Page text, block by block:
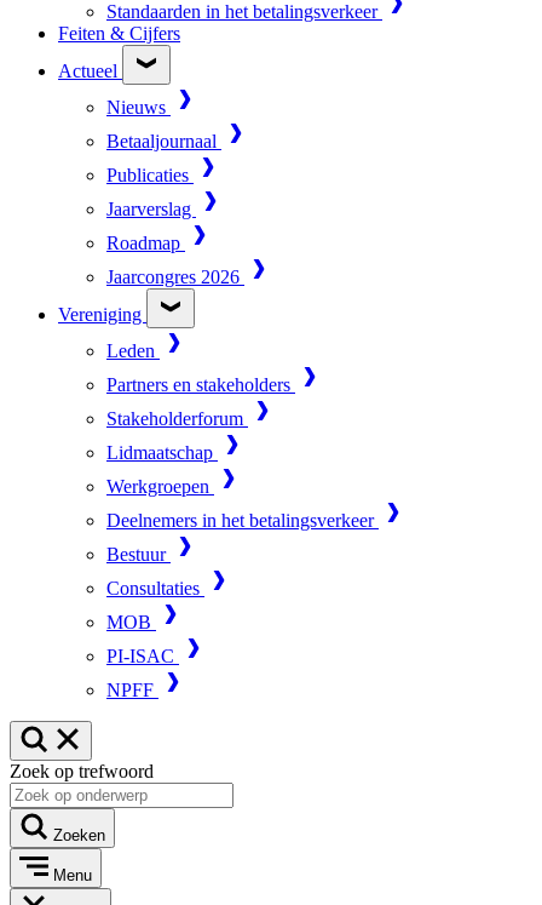
Standaarden in het betalingsverkeer
Feiten & Cijfers
Actueel
Nieuws
Betaaljournaal
Publicaties
Jaarverslag
Roadmap
Jaarcongres 2026
Vereniging
Leden
Partners en stakeholders
Stakeholderforum
Lidmaatschap
Werkgroepen
Deelnemers in het betalingsverkeer
Bestuur
Consultaties
MOB
PI-ISAC
NPFF
Zoek op trefwoord
Zoeken
Menu